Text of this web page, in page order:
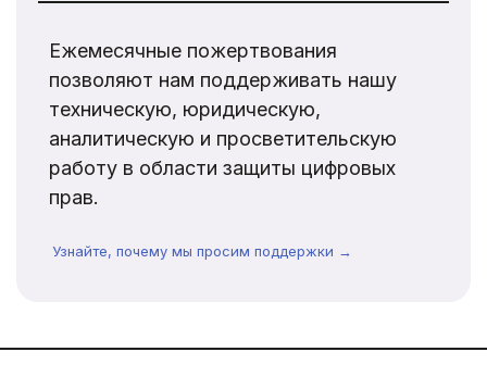
Ежемесячные пожертвования
позволяют нам поддерживать нашу
техническую, юридическую,
аналитическую и просветительскую
работу в области защиты цифровых
прав.
Узнайте, почему мы просим поддержки →